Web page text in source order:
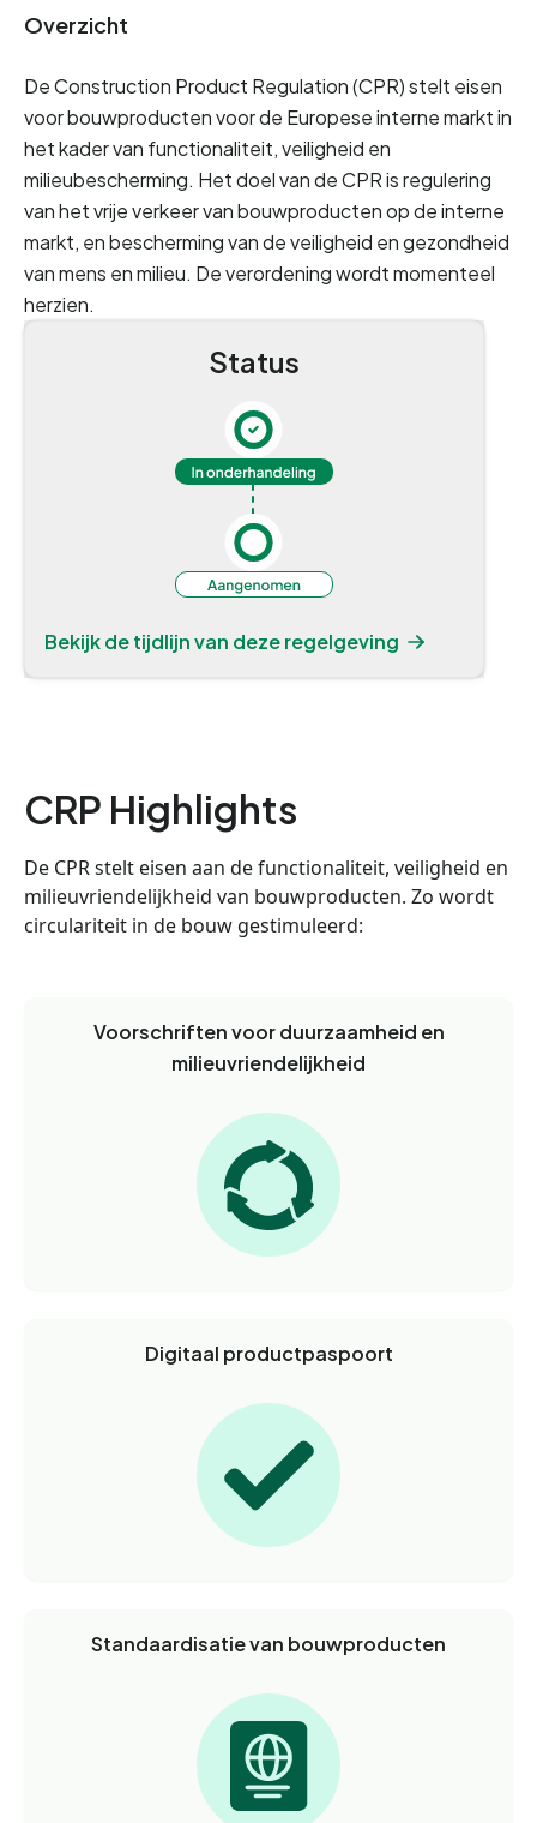
Overzicht
De Construction Product Regulation (CPR) stelt eisen
voor bouwproducten voor de Europese interne markt in
het kader van functionaliteit, veiligheid en
milieubescherming. Het doel van de CPR is regulering
van het vrije verkeer van bouwproducten op de interne
markt, en bescherming van de veiligheid en gezondheid
van mens en milieu. De verordening wordt momenteel
herzien.
Status
Bekijk de tijdlijn van deze regelgeving
CRP Highlights
De CPR stelt eisen aan de functionaliteit, veiligheid en
milieuvriendelijkheid van bouwproducten. Zo wordt
circulariteit in de bouw gestimuleerd:
Voorschriften voor duurzaamheid en
milieuvriendelijkheid
Digitaal productpaspoort
Standaardisatie van bouwproducten